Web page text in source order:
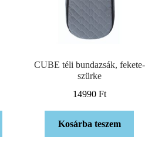
CUBE téli bundazsák, fekete-
szürke
14990 Ft
Kosárba teszem